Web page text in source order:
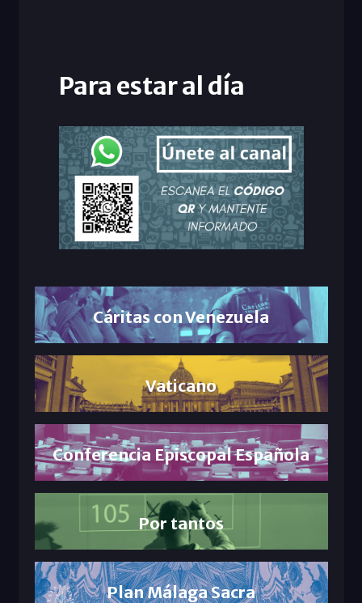
Para estar al día
Cáritas con Venezuela
Vaticano
Conferencia Episcopal Española
Por tantos
Plan Málaga Sacra